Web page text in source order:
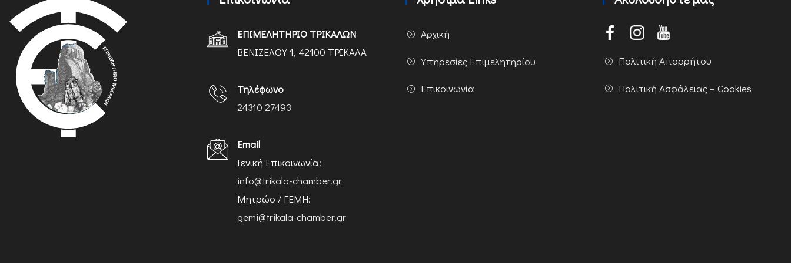
ΕΠΙΜΕΛΗΤΗΡΙΟ ΤΡΙΚΑΛΩΝ
ΒΕΝΙΖΕΛΟΥ 1, 42100 ΤΡΙΚΑΛΑ
Τηλέφωνο
24310 27493
Email
Γενική Επικοινωνία:
info@trikala-chamber.gr
Μητρώο / ΓΕΜΗ:
gemi@trikala-chamber.gr
Αρχική
Υπηρεσίες Επιμελητηρίου
Επικοινωνία
Πολιτική Απορρήτου
Πολιτική Ασφάλειας – Cookies